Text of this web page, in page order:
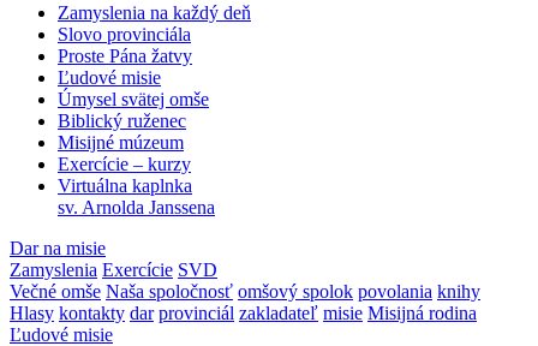
Zamyslenia na každý deň
Slovo provinciála
Proste Pána žatvy
Ľudové misie
Úmysel svätej omše
Biblický ruženec
Misijné múzeum
Exercície – kurzy
Virtuálna kaplnka
sv. Arnolda Janssena
Dar na misie
Zamyslenia Exercície SVD
Večné omše Naša spoločnosť omšový spolok povolania knihy
Hlasy kontakty dar provinciál zakladateľ misie Misijná rodina
Ľudové misie